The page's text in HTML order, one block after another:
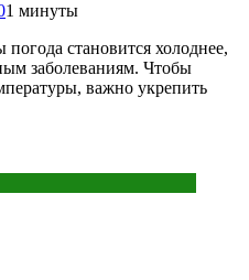
1 минуты
становится холоднее,
заболеваниям. Чтобы
важно укрепить